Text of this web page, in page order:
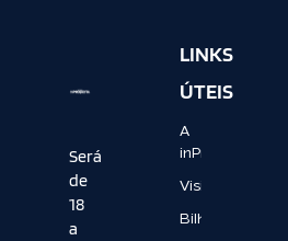
Será
de
18
a
LINKS
ÚTEIS
A
inProjecta
Visitar
Bilheteira